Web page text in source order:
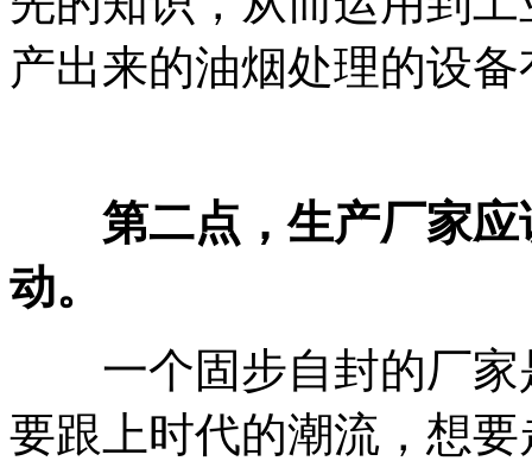
产出来的油烟处理的设
第二点，生产厂家
动。
一个固步自封的厂家
要跟上时代的潮流，想